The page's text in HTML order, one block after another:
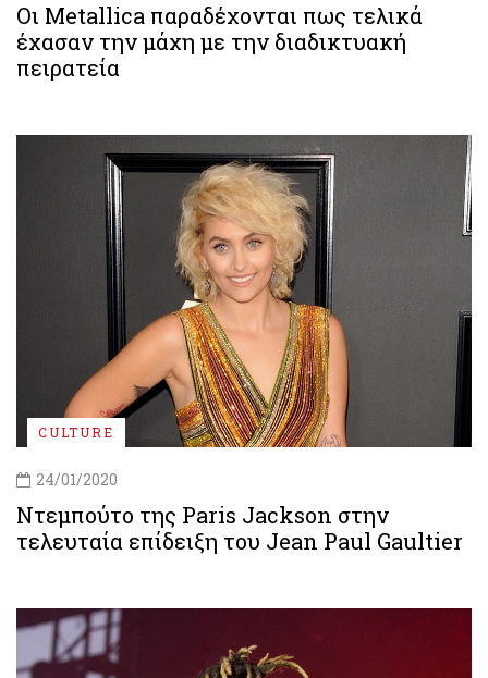
Οι Metallica παραδέχονται πως τελικά
έχασαν την μάχη με την διαδικτυακή
πειρατεία
CULTURE
24/01/2020
Ντεμπούτο της Paris Jackson στην
τελευταία επίδειξη του Jean Paul Gaultier